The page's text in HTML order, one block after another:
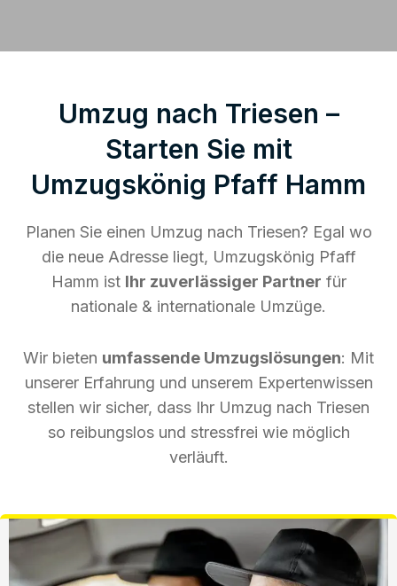
Umzug nach Triesen –
Starten Sie mit
Umzugskönig Pfaff Hamm
Planen Sie einen Umzug nach Triesen? Egal wo
die neue Adresse liegt, Umzugskönig Pfaff
Hamm ist Ihr zuverlässiger Partner für
nationale & internationale Umzüge.
Wir bieten umfassende Umzugslösungen: Mit
unserer Erfahrung und unserem Expertenwissen
stellen wir sicher, dass Ihr Umzug nach Triesen
so reibungslos und stressfrei wie möglich
verläuft.